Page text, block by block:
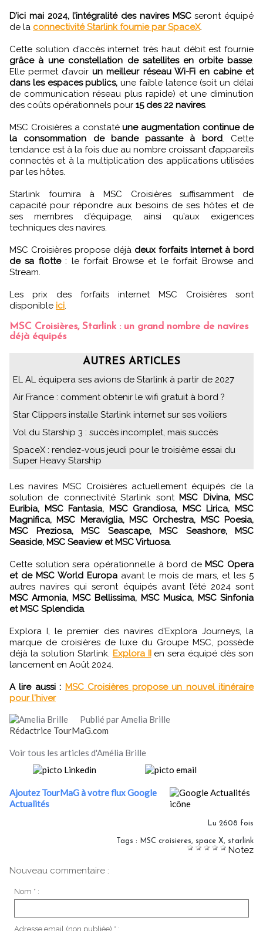
D’ici mai 2024, l’intégralité des navires MSCseront équipé
de la connectivité Starlink fournie par SpaceX.
Cette solution d’accès internet très haut débit est fournie
grâce à une constellation de satellites en orbite basse.
Elle permet d’avoirun meilleur réseau Wi-Fi en cabine et
dans les espaces publics, une faible latence (soit un délai
de communication réseau plus rapide) et une diminution
des coûts opérationnels pour 15 des 22 navires.
MSC Croisières a constatéune augmentation continue de
la consommation de bande passante à bord. Cette
tendance est à la fois due au nombre croissant d’appareils
connectés et à la multiplication des applications utilisées
par les hôtes.
Starlink fournira à MSC Croisières suffisamment de
capacité pour répondre aux besoins de ses hôtes et de
ses membres d’équipage, ainsi qu’aux exigences
techniques des navires.
MSC Croisières propose déjà deux forfaits Internet à bord
de sa flotte: le forfait Browse et le forfait Browse and
Stream.
Les prix des forfaits internet MSC Croisières sont
disponible ici.
MSC Croisières, Starlink : un grand nombre de navires
déjà équipés
AUTRES ARTICLES
EL AL équipera ses avions de Starlink à partir de 2027
Air France : comment obtenir le wifi gratuit à bord ?
Star Clippers installe Starlink internet sur ses voiliers
Vol du Starship 3 : succès incomplet, mais succès
SpaceX : rendez-vous jeudi pour le troisième essai du
Super Heavy Starship
Les navires MSC Croisières actuellement équipés de la
solution de connectivité Starlink sont MSC Divina, MSC
Euribia, MSC Fantasia, MSC Grandiosa, MSC Lirica, MSC
Magnifica, MSC Meraviglia, MSC Orchestra, MSC Poesia,
MSC Preziosa, MSC Seascape, MSC Seashore, MSC
Seaside, MSC Seaview et MSC Virtuosa.
Cette solution sera opérationnelle à bord de MSC Opera
et de MSC World Europa avant le mois de mars, et les 5
autres navires qui seront équipés avant l’été 2024 sont
MSC Armonia, MSC Bellissima, MSC Musica, MSC Sinfonia
et MSC Splendida.
Explora I, le premier des navires d’Explora Journeys, la
marque de croisières de luxe du Groupe MSC, possède
déjà la solution Starlink. Explora II
en sera équipé dès son
lancement en Août 2024.
A lire aussi : MSC Croisières propose un nouvel itinéraire
pour l'hiver
Publié par Amelia Brille
Rédactrice TourMaG.com
Voir tous les articles d'Amélia Brille
Ajoutez TourMaG à votre flux Google
Actualités
Lu 2608 fois
Tags : MSC croisieres, space X, starlink
Notez
Nouveau commentaire :
Nom * :
Adresse email (non publiée) * :